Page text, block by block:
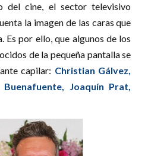
del cine, el sector televisivo
la imagen de las caras que
Es por ello, que algunos de los
de la pequeña pantalla se
capilar: Christian Gálvez,
Joaquín Prat,